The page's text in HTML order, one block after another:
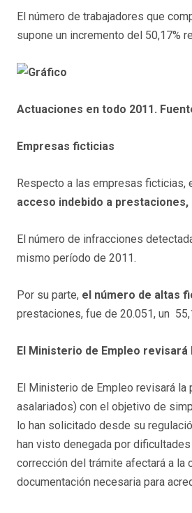
El número de trabajadores que
supone un incremento del 50,17%
Actuaciones en todo 2011.
Empresas ficticias
Respecto a las empresas ficticias,
acceso indebido a prestaciones,
El número de infracciones
mismo período de 2011.
Por su parte, el número de altas
prestaciones, fue de 20.051, un
El Ministerio de Empleo
El Ministerio de Empleo revisará
asalariados) con el objetivo de
lo han solicitado desde su
han visto denegada por
corrección del trámite afectará a
documentación necesaria para